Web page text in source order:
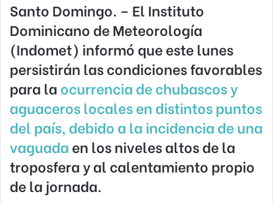
Santo Domingo. – El Instituto
Dominicano de Meteorología
(Indomet) informó que este lunes
persistirán las condiciones favorables
para la ocurrencia de chubascos y
aguaceros locales en distintos puntos
del país, debido a la incidencia de una
vaguada en los niveles altos de la
troposfera y al calentamiento propio
de la jornada.